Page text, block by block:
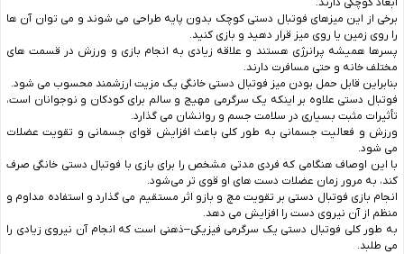
برخی از این میزهای فوتبال دستی کوچک بدون پایه طراحی می ‌شوند و می‌ توان آن ‌ها
را روی زمین یا روی میز قرار دهید و بازی کنید.
پسرها همیشه پرانرژی هستند و علاقه زیادی به انجام بازی و ورزش در قسمت‌ های
مختلف خانه و حتی مسافرت دارند.
بنابراین قابل حمل بودن میز فوتبال دستی خانگی یک مزیت ارزشمند محسوب می‌ شود.
فوتبال دستی علاوه بر اینکه یک سرگرمی مهیج و سالم برای کودکان و نوجوانان است،
تأثیرات مثبت بسیاری در سلامت جسم و روانشان می ‌گذارد.
ورزش و فعالیت جسمانی به ‌طور کلی باعث افزایش قوای جسمانی و تقویت عضلات
می ‌شود.
با این اوصاف هنگامی که فردی مدتی مشخص را برای بازی با فوتبال دستی خانگی صرف
کند، به ‌مرور زمان عضلات دست‌ های او قوی ‌تر می‌شود.
انجام بازی فوتبال دستی بر تقویت مچ و بازو اثر مستقیم می ‌گذارد و استفاده مداوم و
منظم از آن نیروی دست را افزایش می ‌دهد.
به طور کلی فوتبال دستی یک سرگرمی فیزیکی–ذهنی است که انجام آن نیروی زیادی را
می ‌طلبد.